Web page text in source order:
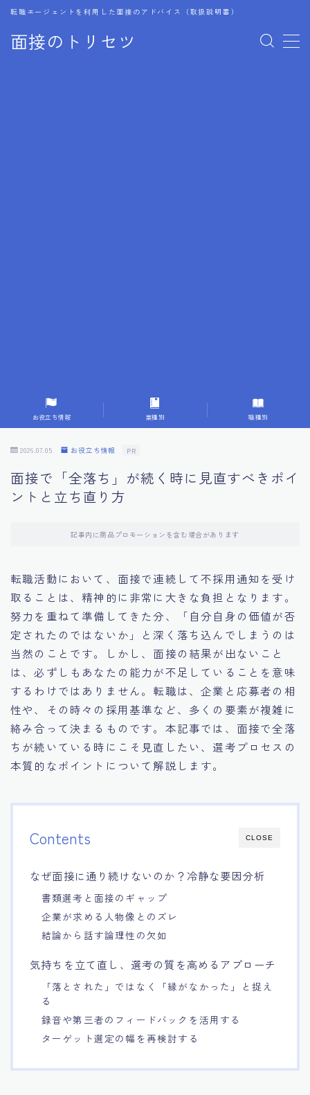
面接のトリセツ
転職エージェントを利用した面接のアドバイス（取扱説明書）
MENU
9.面接での落とし穴とその対策
10.フィードバックを活用する方法
11.オンライン面接の成功への鍵
14.キャリアアップのための面接戦略
15.職場適応力をアピールする方法
16.エージェントと良好な関係を築く方法
17.面接でブランクを効果的に伝える方法
18.転職後の職場に適応するためのヒント
お役立ち情報 業種別 職種別
2026.07.05 お役立ち情報 PR
面接で「全落ち」が続く時に見直すべきポイ
ントと立ち直り方
記事内に商品プロモーションを含む場合があります
転職活動において、面接で連続して不採用通知を受け
取ることは、精神的に非常に大きな負担となります。
努力を重ねて準備してきた分、「自分自身の価値が否
定されたのではないか」と深く落ち込んでしまうのは
当然のことです。しかし、面接の結果が出ないこと
は、必ずしもあなたの能力が不足していることを意味
するわけではありません。転職は、企業と応募者の相
性や、その時々の採用基準など、多くの要素が複雑に
絡み合って決まるものです。本記事では、面接で全落
ちが続いている時にこそ見直したい、選考プロセスの
本質的なポイントについて解説します。
CLOSE
Contents
なぜ面接に通り続けないのか？冷静な要因分析
書類選考と面接のギャップ
企業が求める人物像とのズレ
結論から話す論理性の欠如
気持ちを立て直し、選考の質を高めるアプローチ
「落とされた」ではなく「縁がなかった」と捉え
る
録音や第三者のフィードバックを活用する
ターゲット選定の幅を再検討する